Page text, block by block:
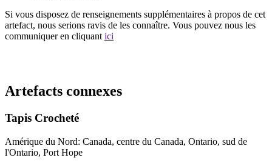
Si vous disposez de renseignements supplémentaires à propos de cet
artefact, nous serions ravis de les connaître. Vous pouvez nous les
communiquer en cliquant ici
Artefacts connexes
Tapis Crocheté
Amérique du Nord: Canada, centre du Canada, Ontario, sud de
l'Ontario, Port Hope